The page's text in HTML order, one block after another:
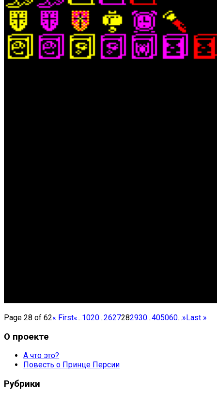
Page 28 of 62« First«...1020...2627282930...405060...»Last »
О проекте
А что это?
Повесть о Принце Персии
Рубрики